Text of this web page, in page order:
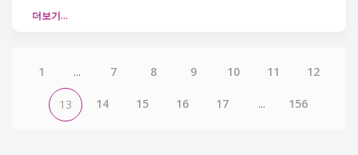
더보기…
1 ... 7 8 9 10 11 12
13 14 15 16 17 ... 156